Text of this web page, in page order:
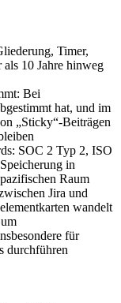
Timer,
10 Jahre hinweg
Bei
hat, und im
„Sticky“-Beiträgen
SOC 2 Typ 2, ISO
in
Raum
Jira und
wandelt
für
durchführen